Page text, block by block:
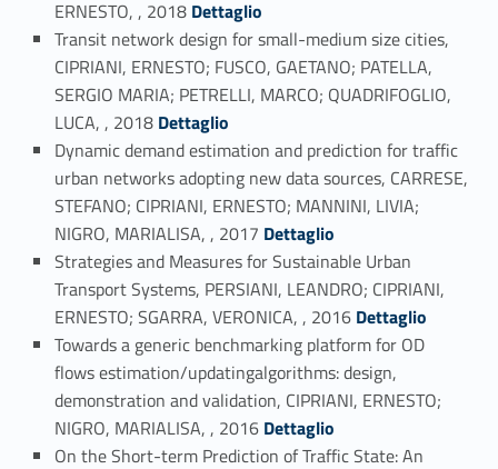
ERNESTO, , 2018 Dettaglio
Transit network design for small-medium size cities,
CIPRIANI, ERNESTO; FUSCO, GAETANO; PATELLA,
SERGIO MARIA; PETRELLI, MARCO; QUADRIFOGLIO,
LUCA, , 2018 Link identifier #identifier_person_148440-18
Dettaglio
Dynamic demand estimation and prediction for traffic
urban networks adopting new data sources, CARRESE,
STEFANO; CIPRIANI, ERNESTO; MANNINI, LIVIA;
NIGRO, MARIALISA, , 2017 Link identifier #identifier_person_19865-19
Dettaglio
Strategies and Measures for Sustainable Urban
Transport Systems, PERSIANI, LEANDRO; CIPRIANI,
ERNESTO; SGARRA, VERONICA, , 2016 Link identifier #identifier_person_57029-20
Dettaglio
Towards a generic benchmarking platform for OD
flows estimation/updatingalgorithms: design,
demonstration and validation, CIPRIANI, ERNESTO;
NIGRO, MARIALISA, , 2016 Link identifier #identifier_person_79421-21
Dettaglio
On the Short-term Prediction of Traffic State: An